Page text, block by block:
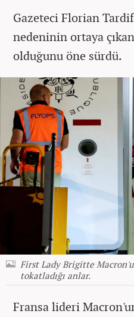
Gazeteci Florian
nedeninin ortaya
olduğunu öne sürdü.
First Lady Brigitte
tokatladığı anlar.
Fransa lideri